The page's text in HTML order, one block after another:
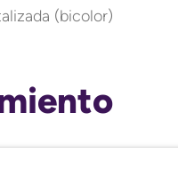
(bicolor)